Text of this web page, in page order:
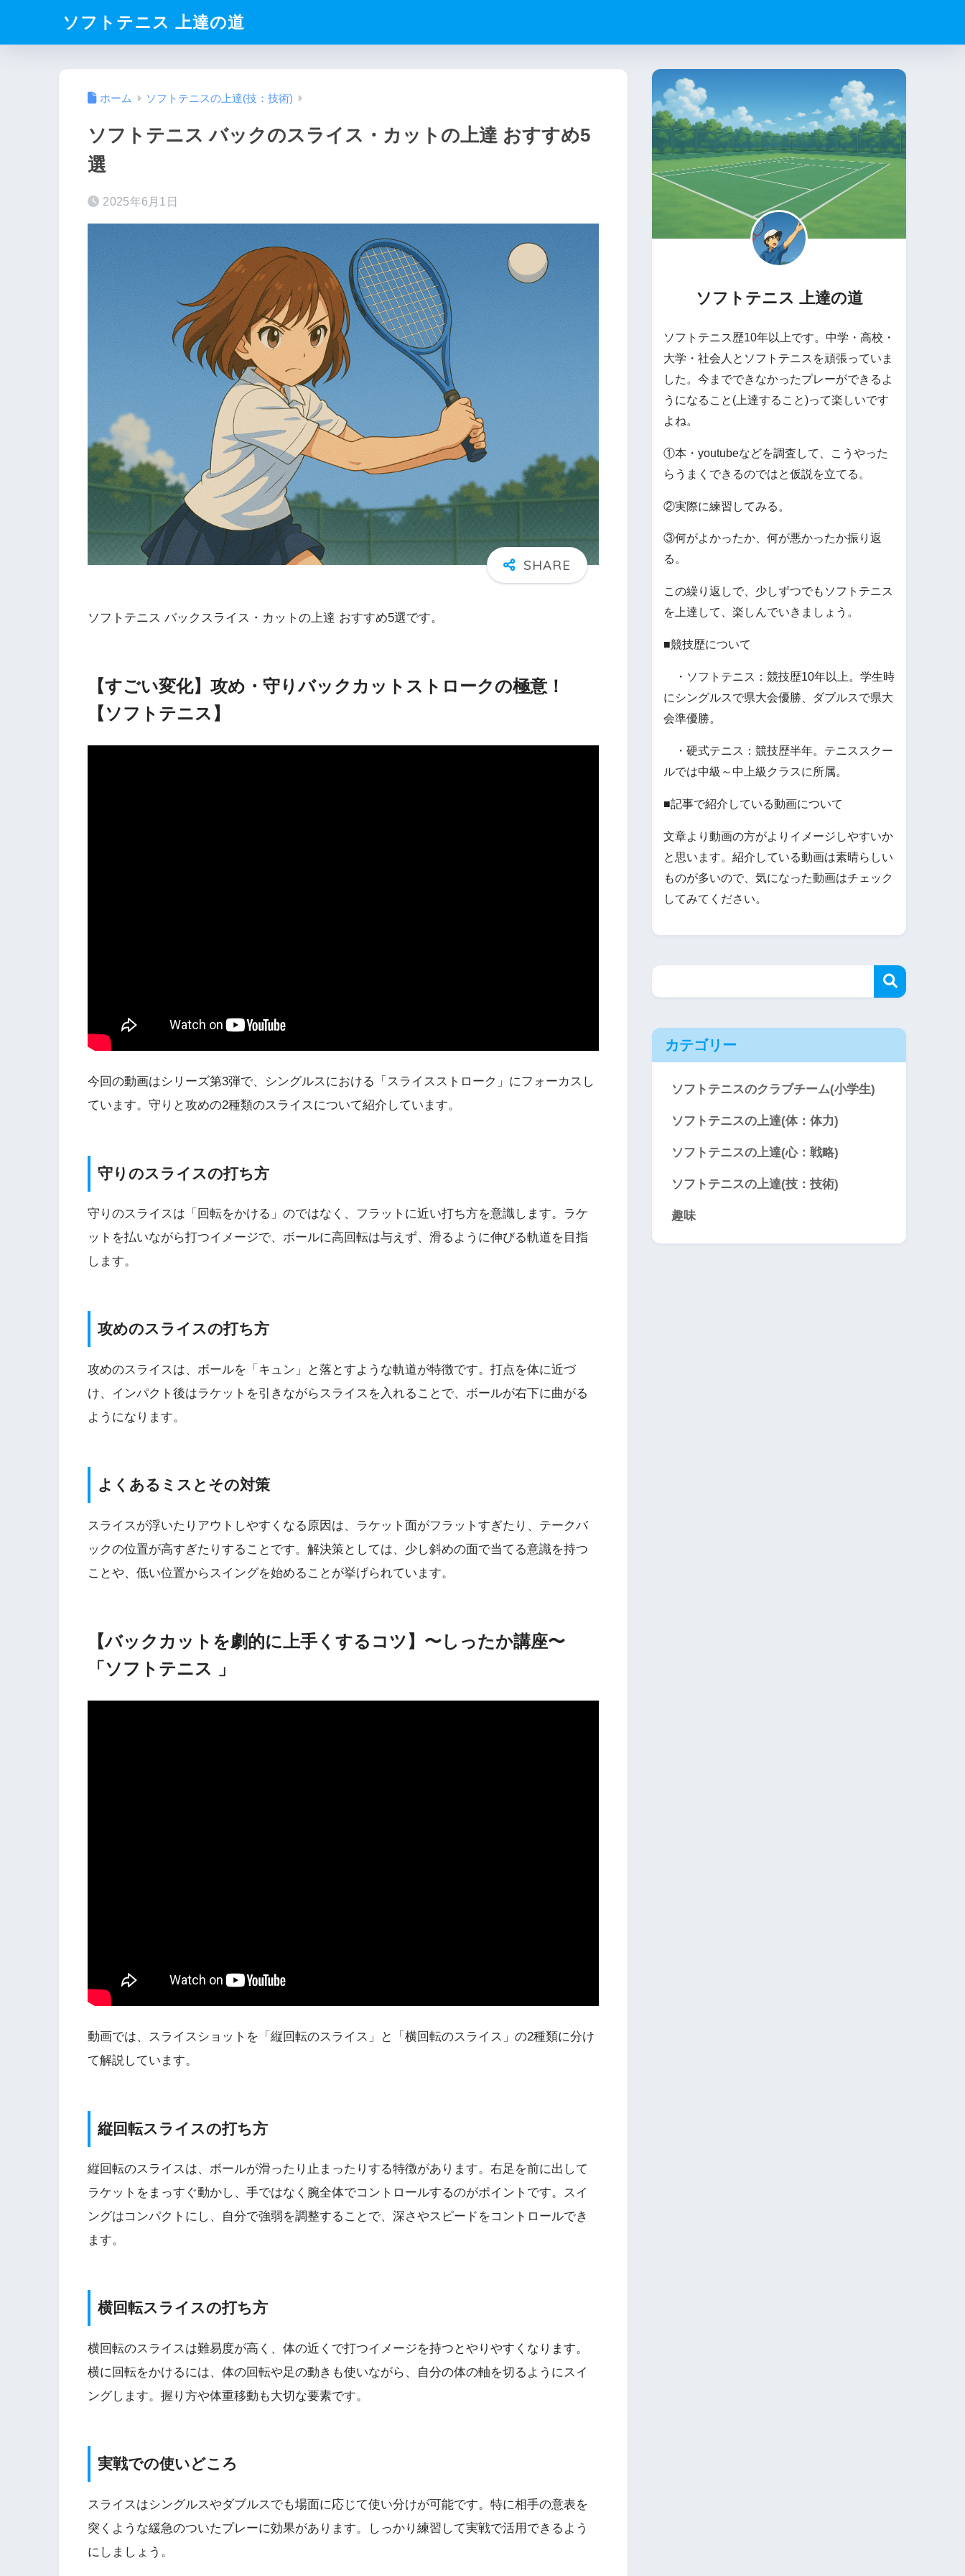
ソフトテニス 上達の道
ホーム ソフトテニスの上達(技：技術)
ソフトテニス バックのスライス・カットの上達 おすすめ5
選
2025年6月1日
ソフトテニス バックスライス・カットの上達 おすすめ5選です。
【すごい変化】攻め・守りバックカットストロークの極意！
【ソフトテニス】
今回の動画はシリーズ第3弾で、シングルスにおける「スライスストローク」にフォーカスし
ています。守りと攻めの2種類のスライスについて紹介しています。
守りのスライスの打ち方
守りのスライスは「回転をかける」のではなく、フラットに近い打ち方を意識します。ラケ
ットを払いながら打つイメージで、ボールに高回転は与えず、滑るように伸びる軌道を目指
します。
攻めのスライスの打ち方
攻めのスライスは、ボールを「キュン」と落とすような軌道が特徴です。打点を体に近づ
け、インパクト後はラケットを引きながらスライスを入れることで、ボールが右下に曲がる
ようになります。
よくあるミスとその対策
スライスが浮いたりアウトしやすくなる原因は、ラケット面がフラットすぎたり、テークバ
ックの位置が高すぎたりすることです。解決策としては、少し斜めの面で当てる意識を持つ
ことや、低い位置からスイングを始めることが挙げられています。
【バックカットを劇的に上手くするコツ】〜しったか講座〜
「ソフトテニス 」
動画では、スライスショットを「縦回転のスライス」と「横回転のスライス」の2種類に分け
て解説しています。
縦回転スライスの打ち方
縦回転のスライスは、ボールが滑ったり止まったりする特徴があります。右足を前に出して
ラケットをまっすぐ動かし、手ではなく腕全体でコントロールするのがポイントです。スイ
ングはコンパクトにし、自分で強弱を調整することで、深さやスピードをコントロールでき
ます。
横回転スライスの打ち方
横回転のスライスは難易度が高く、体の近くで打つイメージを持つとやりやすくなります。
横に回転をかけるには、体の回転や足の動きも使いながら、自分の体の軸を切るようにスイ
ングします。握り方や体重移動も大切な要素です。
実戦での使いどころ
スライスはシングルスやダブルスでも場面に応じて使い分けが可能です。特に相手の意表を
突くような緩急のついたプレーに効果があります。しっかり練習して実戦で活用できるよう
にしましょう。
ソフトテニス 上達の道
ソフトテニス歴10年以上です。中学・高校・
大学・社会人とソフトテニスを頑張っていま
した。今までできなかったプレーができるよ
うになること(上達すること)って楽しいです
よね。
①本・youtubeなどを調査して、こうやった
らうまくできるのではと仮説を立てる。
②実際に練習してみる。
③何がよかったか、何が悪かったか振り返
る。
この繰り返しで、少しずつでもソフトテニス
を上達して、楽しんでいきましょう。
■競技歴について
・ソフトテニス：競技歴10年以上。学生時
にシングルスで県大会優勝、ダブルスで県大
会準優勝。
・硬式テニス：競技歴半年。テニススクー
ルでは中級～中上級クラスに所属。
■記事で紹介している動画について
文章より動画の方がよりイメージしやすいか
と思います。紹介している動画は素晴らしい
ものが多いので、気になった動画はチェック
してみてください。
カテゴリー
ソフトテニスのクラブチーム(小学生)
ソフトテニスの上達(体：体力)
ソフトテニスの上達(心：戦略)
ソフトテニスの上達(技：技術)
趣味